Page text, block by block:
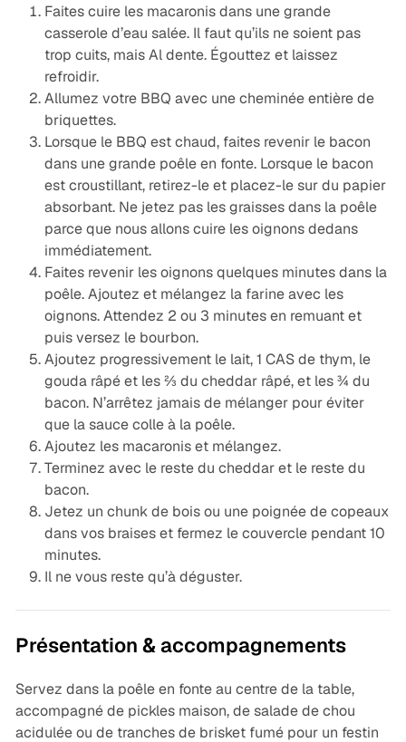
Faites cuire les macaronis dans une grande
casserole d’eau salée. Il faut qu’ils ne soient pas
trop cuits, mais Al dente. Égouttez et laissez
refroidir.
Allumez votre BBQ avec une cheminée entière de
briquettes.
Lorsque le BBQ est chaud, faites revenir le bacon
dans une grande poêle en fonte. Lorsque le bacon
est croustillant, retirez-le et placez-le sur du papier
absorbant. Ne jetez pas les graisses dans la poêle
parce que nous allons cuire les oignons dedans
immédiatement.
Faites revenir les oignons quelques minutes dans la
poêle. Ajoutez et mélangez la farine avec les
oignons. Attendez 2 ou 3 minutes en remuant et
puis versez le bourbon.
Ajoutez progressivement le lait, 1 CAS de thym, le
gouda râpé et les ⅔ du cheddar râpé, et les ¾ du
bacon. N’arrêtez jamais de mélanger pour éviter
que la sauce colle à la poêle.
Ajoutez les macaronis et mélangez.
Terminez avec le reste du cheddar et le reste du
bacon.
Jetez un chunk de bois ou une poignée de copeaux
dans vos braises et fermez le couvercle pendant 10
minutes.
Il ne vous reste qu’à déguster.
Présentation & accompagnements
Servez dans la poêle en fonte au centre de la table,
accompagné de pickles maison, de salade de chou
acidulée ou de tranches de brisket fumé pour un festin